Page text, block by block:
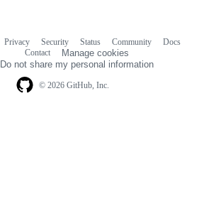
© 2026 GitHub, Inc.
Privacy Security Status Community
Docs
Contact
Manage cookies
Do not share my personal information